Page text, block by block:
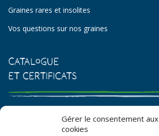
Gérer le consentement aux
cookies
Graines rares et insolites
Vos questions sur nos graines
Catalogue
et certificats
Catalogue de graines et semences